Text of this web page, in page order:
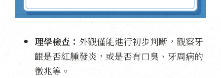
理學檢查： 外觀僅能進行初步判斷，觀察牙
齦是否紅腫發炎，或是否有口臭、牙周病的
徵兆等。